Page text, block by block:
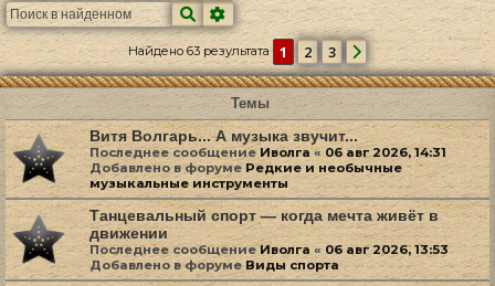
Поиск Расширенный поиск
Найдено 63 результата 1 2 3 След.
Темы
Витя Волгарь... А музыка звучит...
Последнее сообщениеИволга« 06 авг 2026, 14:31
Добавлено в форуме Редкие и необычные
музыкальные инструменты
Танцевальный спорт — когда мечта живёт в
движении
Последнее сообщениеИволга « 06 авг 2026, 13:53
Добавлено в форумеВиды спорта